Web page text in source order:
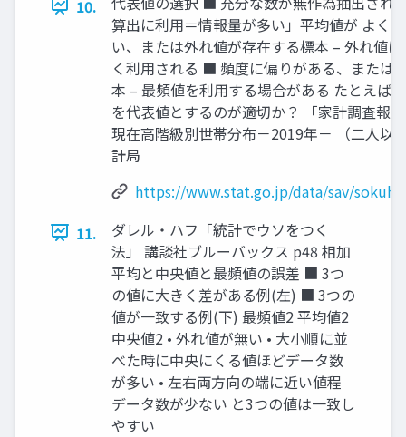
10.
算出に利用＝情報量が多い」平均値が よく
い、または外れ値が存在する標本 – 外れ値
く利用される ■ 頻度に偏りがある、または
本 – 最頻値を利用する場合がある たとえば
を代表値とするのが適切か？ 「家計調査報
現在高階級別世帯分布－2019年－ （二人以
計局
https://www.stat.go.jp/data/sav/
11.
ダレル・ハフ「統計でウソをつく
法」 講談社ブルーバックス p48 相加
平均と中央値と最頻値の誤差 ■ 3つ
の値に大きく差がある例(左) ■ 3つの
値が一致する例(下) 最頻値2 平均値2
中央値2 • 外れ値が無い • 大小順に並
べた時に中央にくる値ほどデータ数
が多い • 左右両方向の端に近い値程
データ数が少ない と3つの値は一致し
やすい